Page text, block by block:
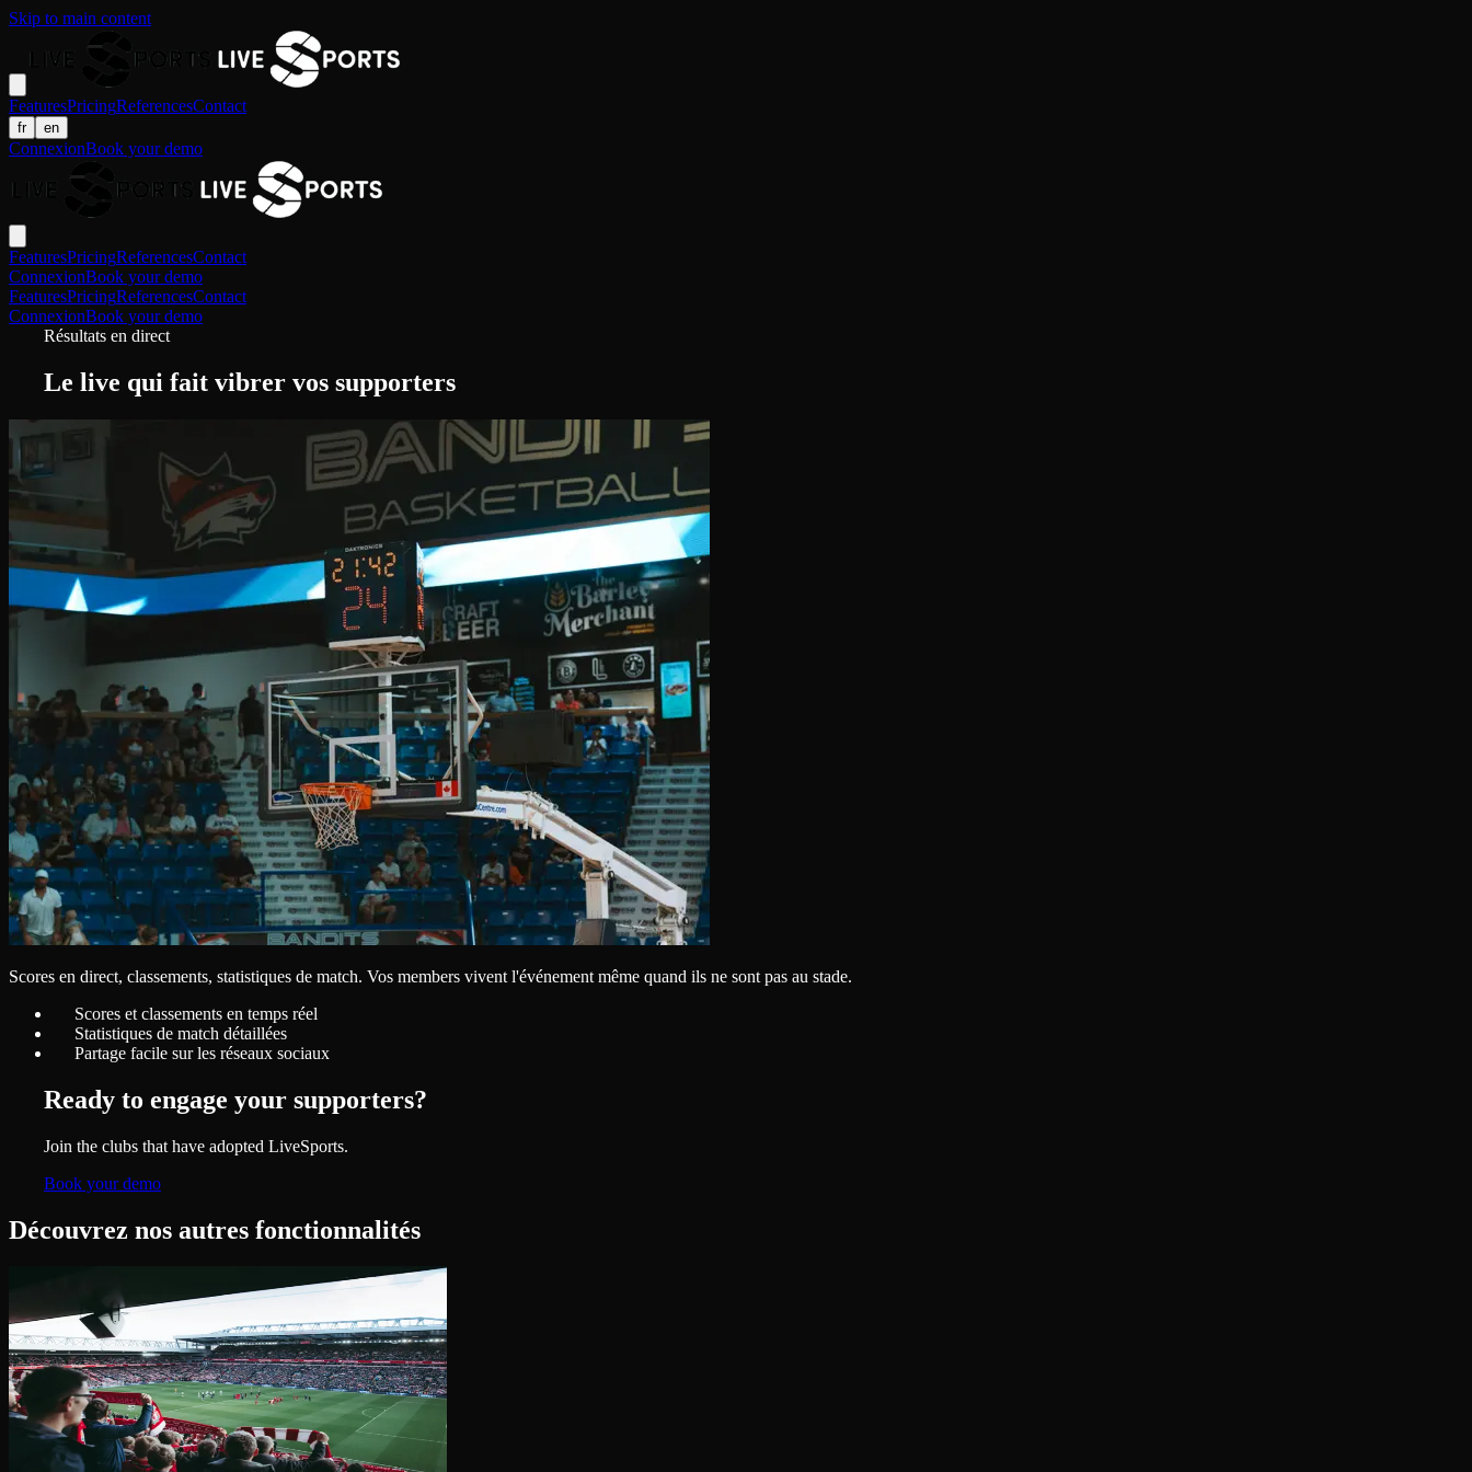
Skip to main content
FeaturesPricingReferencesContact
fr en
ConnexionBook your demo
FeaturesPricingReferencesContact
ConnexionBook your demo
FeaturesPricingReferencesContact
ConnexionBook your demo
Résultats en direct
Le live qui fait vibrer vos supporters
Scores en direct, classements, statistiques de match. Vos members vivent l'événement même quand ils ne sont pas au stade.
Scores et classements en temps réel
Statistiques de match détaillées
Partage facile sur les réseaux sociaux
Ready to engage your supporters?
Join the clubs that have adopted LiveSports.
Book your demo
Découvrez nos autres fonctionnalités